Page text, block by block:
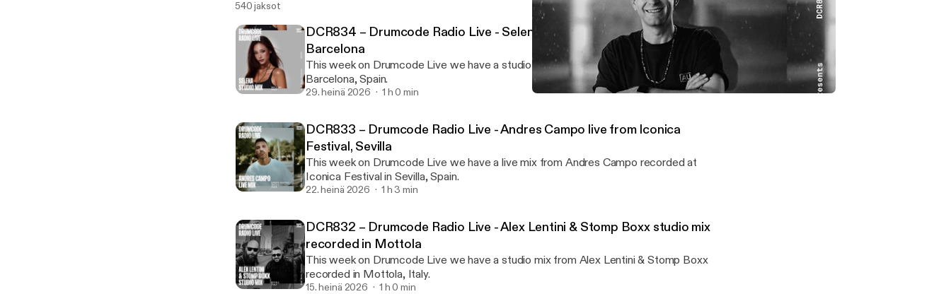
540 jaksot
DCR834 – Drumcode Radio Live - Selena studio mix recorded in
Barcelona
This week on Drumcode Live we have a studio mix from Selena recorded in
Barcelona, Spain.
29. heinä 2026 1 h 0 min
DCR833 – Drumcode Radio Live - Andres Campo live from Iconica
Festival, Sevilla
This week on Drumcode Live we have a live mix from Andres Campo recorded at
Iconica Festival in Sevilla, Spain.
22. heinä 2026 1 h 3 min
DCR832 – Drumcode Radio Live - Alex Lentini & Stomp Boxx studio mix
recorded in Mottola
This week on Drumcode Live we have a studio mix from Alex Lentini & Stomp Boxx
recorded in Mottola, Italy.
15. heinä 2026 1 h 0 min